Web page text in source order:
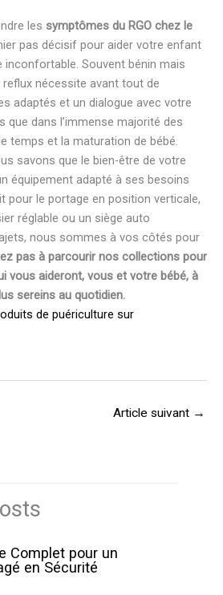
les symptômes du RGO chez le
pas décisif pour aider votre enfant
Souvent bénin mais
nécessite avant tout de
adaptés et un dialogue avec votre
que dans l’immense majorité des
temps et la maturation de bébé.
savons que le bien-être de votre
équipement adapté à ses besoins
pour le portage en position verticale,
réglable ou un siège auto
nous sommes à vos côtés pour
pas à parcourir nos collections pour
vous aideront, vous et votre bébé, à
sereins au quotidien.
de puériculture sur
Article suivant →
Complet pour un
en Sécurité